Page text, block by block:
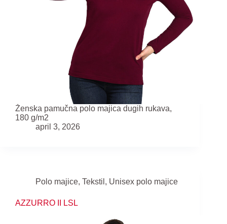
Ženska pamučna polo majica dugih rukava,
180 g/m2
april 3, 2026
Polo majice, Tekstil , Unisex polo majice
AZZURRO II LSL